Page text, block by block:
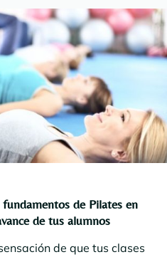
de Pilates en
de tus alumnos
de que tus clases